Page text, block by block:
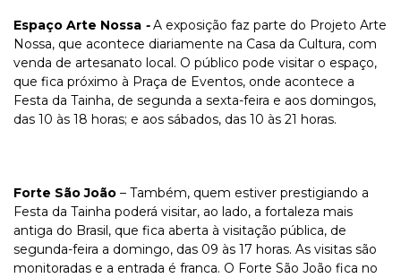
Espaço Arte Nossa -A exposição faz parte do Projeto Arte
Nossa, que acontece diariamente na Casa da Cultura, com
venda de artesanato local. O público pode visitar o espaço,
que fica próximo à Praça de Eventos, onde acontece a
Festa da Tainha, de segunda a sexta-feira e aos domingos,
das 10 às 18 horas; e aos sábados, das 10 às 21 horas.
Forte São João – Também, quem estiver prestigiando a
Festa da Tainha poderá visitar, ao lado, a fortaleza mais
antiga do Brasil, que fica aberta à visitação pública, de
segunda-feira a domingo, das 09 às 17 horas. As visitas são
monitoradas e a entrada é franca. O Forte São João fica no